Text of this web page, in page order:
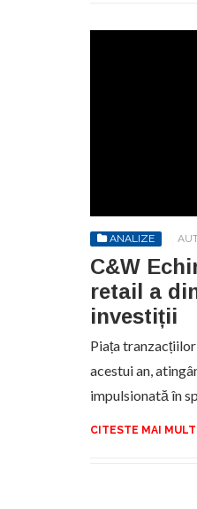
ANALIZE
C&W
retail a
investiții
Piața
acestui an,
impulsionată în
CITESTE MAI MULT